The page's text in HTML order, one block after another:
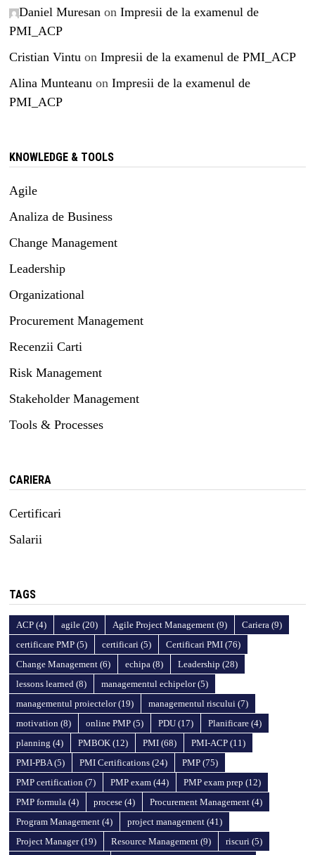
Daniel Muresanon Impresii de la examenul de
PMI_ACP
Cristian Vintuon Impresii de la examenul de PMI_ACP
Alina Munteanuon Impresii de la examenul de
PMI_ACP
KNOWLEDGE & TOOLS
Agile
Analiza de Business
Change Management
Leadership
Organizational
Procurement Management
Recenzii Carti
Risk Management
Stakeholder Management
Tools & Processes
CARIERA
Certificari
Salarii
TAGS
ACP(4) agile(20) Agile Project Management(9) Cariera(9)
certificare PMP(5) certificari(5) Certificari PMI(76)
Change Management(6) echipa(8) Leadership (28)
lessons learned(8) managementul echipelor(5)
managementul proiectelor(19) managementul riscului(7)
motivation(8) online PMP(5) PDU(17) Planificare(4)
planning (4) PMBOK(12) PMI(68) PMI-ACP(11)
PMI-PBA(5) PMI Certifications(24) PMP(75)
PMP certification(7) PMP exam(44) PMP exam prep (12)
PMP formula(4) procese(4) Procurement Management(4)
Program Management(4) project management(41)
Project Manager(19) Resource Management(9) riscuri(5)